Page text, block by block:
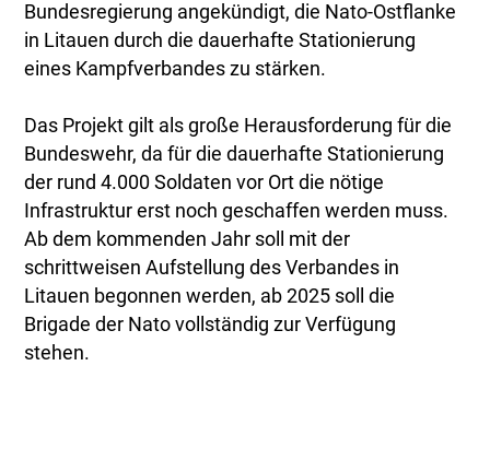
Bundesregierung angekündigt, die Nato-Ostflanke
in Litauen durch die dauerhafte Stationierung
eines Kampfverbandes zu stärken.
Das Projekt gilt als große Herausforderung für die
Bundeswehr, da für die dauerhafte Stationierung
der rund 4.000 Soldaten vor Ort die nötige
Infrastruktur erst noch geschaffen werden muss.
Ab dem kommenden Jahr soll mit der
schrittweisen Aufstellung des Verbandes in
Litauen begonnen werden, ab 2025 soll die
Brigade der Nato vollständig zur Verfügung
stehen.